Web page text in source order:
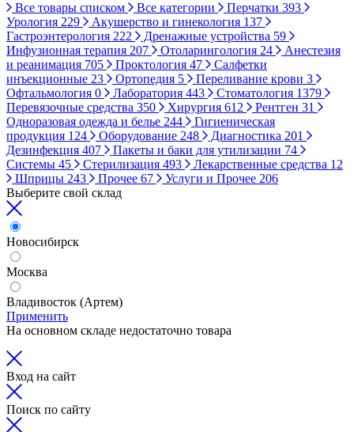
Все товары списком Все категории Перчатки 393
Урология 229 Акушерство и гинекология 137
Гастроэнтерология 222 Дренажные устройства 59
Инфузионная терапия 207 Отоларингология 24
Анестезия
и реанимация 705 Проктология 47
Салфетки
инъекционные 23 Ортопедия 5 Переливание крови 3
Офтальмология 0 Лаборатория 443 Стоматология 1379
Перевязочные средства 350 Хирургия 612 Рентген 31
Одноразовая одежда и белье 244
Гигиеническая
продукция 124 Оборудование 248 Диагностика 201
Дезинфекция 407 Пакеты и баки для утилизации 74
Системы 45 Стерилизация 493 Лекарственные средства 12
Шприцы 243 Прочее 67 Услуги и Прочее 206
Выберите свой склад
Новосибирск
Москва
Владивосток (Артем)
Применить
На основном складе недостаточно товара
Вход на сайт
Поиск по сайту